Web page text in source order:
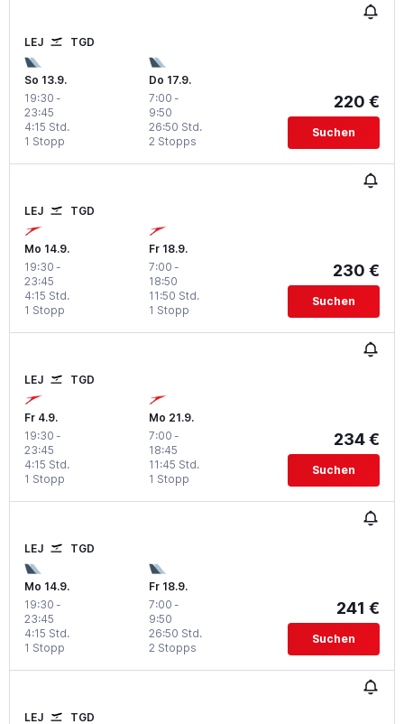
LEJ TGD
So 13.9.
19:30 -
23:45
1 Stopp
4:15 Std.
Do 17.9.
7:00 -
9:50
2 Stopps
26:50 Std.
220 €
Suchen
LEJ TGD
Mo 14.9.
19:30 -
23:45
1 Stopp
4:15 Std.
Fr 18.9.
7:00 -
18:50
1 Stopp
11:50 Std.
230 €
Suchen
LEJ TGD
Fr 4.9.
19:30 -
23:45
1 Stopp
4:15 Std.
Mo 21.9.
7:00 -
18:45
1 Stopp
11:45 Std.
234 €
Suchen
LEJ TGD
Mo 14.9.
19:30 -
23:45
1 Stopp
4:15 Std.
Fr 18.9.
7:00 -
9:50
2 Stopps
26:50 Std.
241 €
Suchen
LEJ TGD